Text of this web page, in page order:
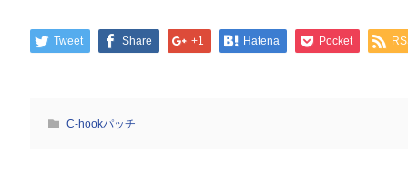
Tweet Share +1 Hatena Pocket
C-hookパッチ